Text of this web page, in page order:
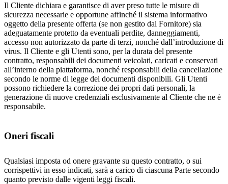
Il Cliente dichiara e garantisce di aver preso tutte le misure di
sicurezza necessarie e opportune affinché il sistema informativo
oggetto della presente offerta (se non gestito dal Fornitore) sia
adeguatamente protetto da eventuali perdite, danneggiamenti,
accesso non autorizzato da parte di terzi, nonché dall’introduzione di
virus. Il Cliente e gli Utenti sono, per la durata del presente
contratto, responsabili dei documenti veicolati, caricati e conservati
all’interno della piattaforma, nonché responsabili della cancellazione
secondo le norme di legge dei documenti disponibili. Gli Utenti
possono richiedere la correzione dei propri dati personali, la
generazione di nuove credenziali esclusivamente al Cliente che ne è
responsabile.
Oneri fiscali
Qualsiasi imposta od onere gravante su questo contratto, o sui
corrispettivi in esso indicati, sarà a carico di ciascuna Parte secondo
quanto previsto dalle vigenti leggi fiscali.